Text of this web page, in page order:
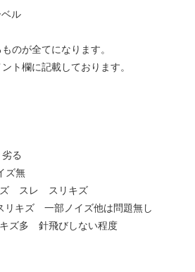
ル
のが全てになります。
ト欄に記載しております。
る
ズ無
ズ スレ スリキズ
キズ 一部ノイズ他は問題無し
ズ多 針飛びしない程度